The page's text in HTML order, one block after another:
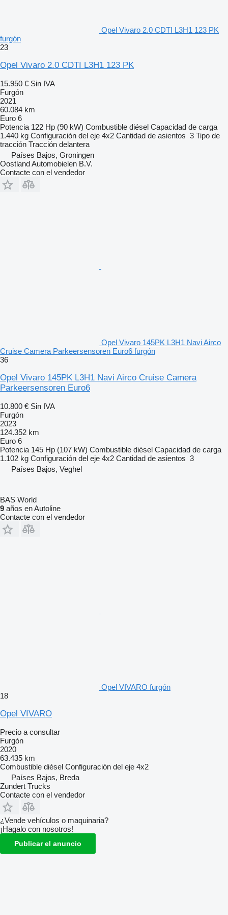
Opel Vivaro 2.0 CDTI L3H1 123 PK
furgón
23
Opel Vivaro 2.0 CDTI L3H1 123 PK
15.950 € Sin IVA
Furgón
2021
60.084 km
Euro 6
Potencia 122 Hp (90 kW) Combustible diésel Capacidad de carga
1.440 kg Configuración del eje 4x2 Cantidad de asientos 3 Tipo de
tracción Tracción delantera
Países Bajos, Groningen
Oostland Automobielen B.V.
Contacte con el vendedor
Opel Vivaro 145PK L3H1 Navi Airco
Cruise Camera Parkeersensoren Euro6 furgón
36
Opel Vivaro 145PK L3H1 Navi Airco Cruise Camera
Parkeersensoren Euro6
10.800 € Sin IVA
Furgón
2023
124.352 km
Euro 6
Potencia 145 Hp (107 kW) Combustible diésel Capacidad de carga
1.102 kg Configuración del eje 4x2 Cantidad de asientos 3
Países Bajos, Veghel
BAS World
9 años en Autoline
Contacte con el vendedor
Opel VIVARO furgón
18
Opel VIVARO
Precio a consultar
Furgón
2020
63.435 km
Combustible diésel Configuración del eje 4x2
Países Bajos, Breda
Zundert Trucks
Contacte con el vendedor
¿Vende vehículos o maquinaria?
¡Hagalo con nosotros!
Publicar el anuncio